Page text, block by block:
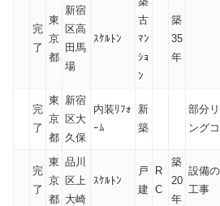
完
了
東
京
都
新宿
区高
田馬
場
ｽｹﾙﾄﾝ
古
ﾏﾝ
ｼｮ
ﾝ
築
35
年
完
了
東
京
都
新宿
区大
久保
内装ﾘﾌｫ
ｰﾑ
新
築
部分
ング
完
了
東
京
都
品川
区上
大崎
ｽｹﾙﾄﾝ
戸
建
R
C
築
20
年
設備
工事